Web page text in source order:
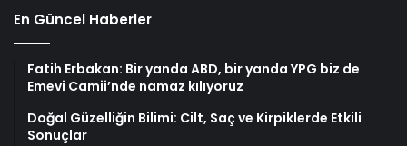
En Güncel Haberler
Fatih Erbakan: Bir yanda ABD, bir yanda YPG biz de
Emevi Camii’nde namaz kılıyoruz
Doğal Güzelliğin Bilimi: Cilt, Saç ve Kirpiklerde Etkili
Sonuçlar